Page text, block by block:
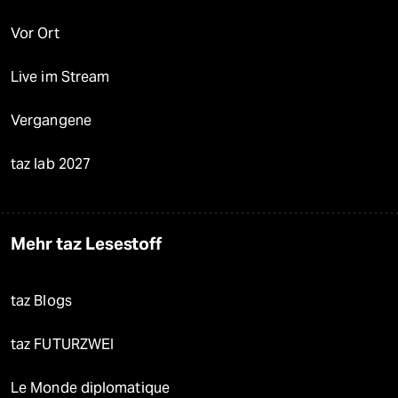
Vor Ort
Live im Stream
Vergangene
taz lab 2027
Mehr taz Lesestoff
taz Blogs
taz FUTURZWEI
Le Monde diplomatique